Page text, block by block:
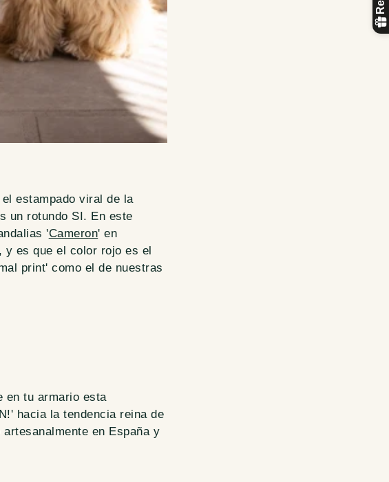
estampado viral de la
un rotundo SI. En este
'Cameron' en
y es que el color rojo es el
print' como el de nuestras
en tu armario esta
hacia la tendencia reina de
en España y